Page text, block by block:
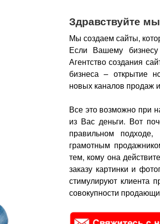
Здравствуйте
Мы создаем сайты,
Если Вашему
Агентство создания
бизнеса – открытие
новых каналов продаж
Все это возможно при
из Вас деньги. Вот
правильном подходе,
грамотным
тем, кому она
заказу картинки и
стимулируют клиента
совокупности